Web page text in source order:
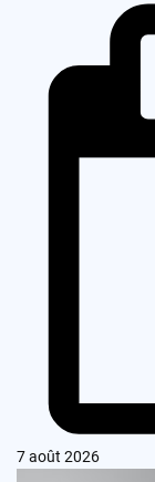
7 août 2026